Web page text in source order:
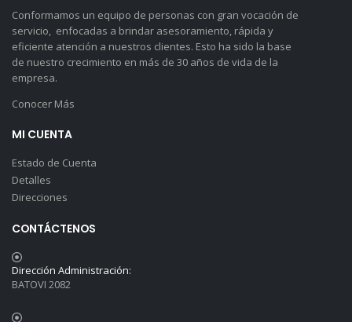
Conformamos un equipo de personas con gran vocación de
servicio, enfocadas a brindar asesoramiento, rápida y
eficiente atención a nuestros clientes. Esto ha sido la base
de nuestro crecimiento en más de 30 años de vida de la
empresa.
Conocer Más
MI CUENTA
Estado de Cuenta
Detalles
Direcciones
CONTÁCTENOS
Dirección Administración:
BATOVI 2082